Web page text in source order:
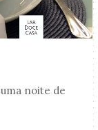
noite de